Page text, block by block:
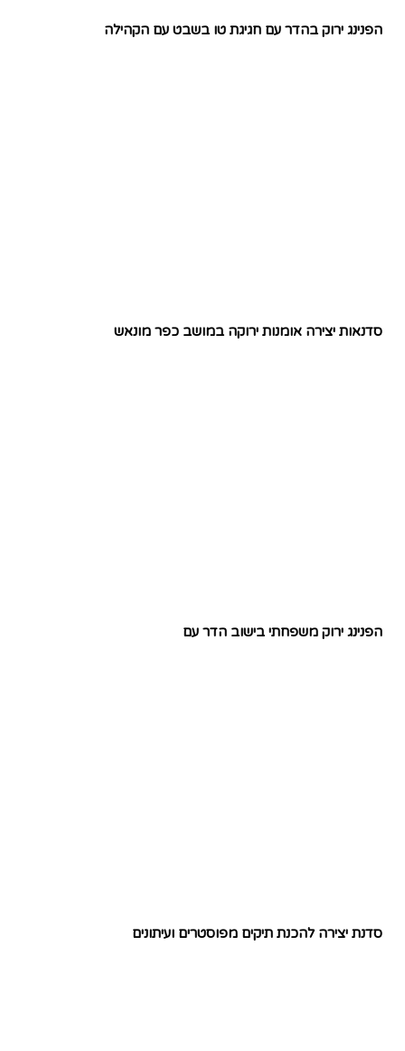
הפנינג ירוק בהדר עם חגיגת טו בשבט עם הקהילה
סדנאות יצירה אומנות ירוקה במושב כפר מונאש
הפנינג ירוק משפחתי בישוב הדר עם
סדנת יצירה להכנת תיקים מפוסטרים ועיתונים